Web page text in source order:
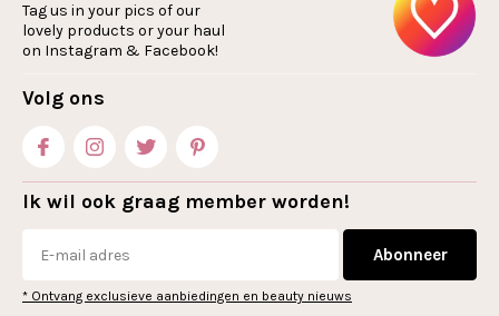
Tag us in your pics of our
lovely products or your haul
on Instagram & Facebook!
Volg ons
Ik wil ook graag member worden!
Abonneer
* Ontvang exclusieve aanbiedingen en beauty nieuws